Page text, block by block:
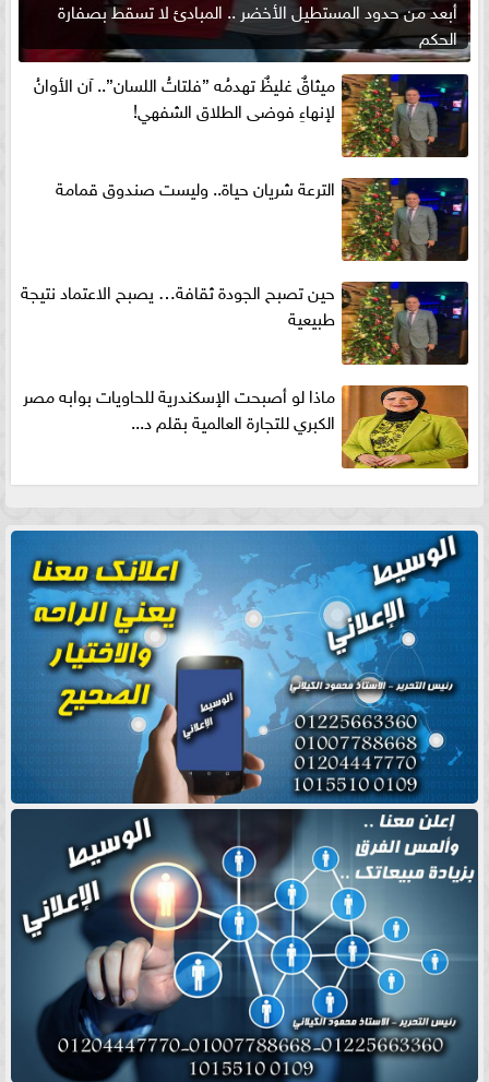
أبعد من حدود المستطيل الأخضر .. المبادئ لا تسقط بصفارة
الحكم
ميثاقٌ غليظٌ تهدمُه ”فلتاتُ اللسان”.. آن الأوانُ
لإنهاءِ فوضى الطلاق الشفهي!
الترعة شريان حياة.. وليست صندوق قمامة
حين تصبح الجودة ثقافة… يصبح الاعتماد نتيجة
طبيعية
ماذا لو أصبحت الإسكندرية للحاويات بوابه مصر
الكبري للتجارة العالمية بقلم د...